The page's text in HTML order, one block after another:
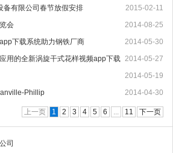
备有限公司春节放假安排
2015-02-11
会
2014-08-25
下载系统助力钢铁厂商
2014-05-30
用的全新涡旋干式花样视频app下载 2014-05-27
2014-05-19
Phillip
2014-04-30
上一页 1 2 3 4 5 6 ... 11 下一页
司